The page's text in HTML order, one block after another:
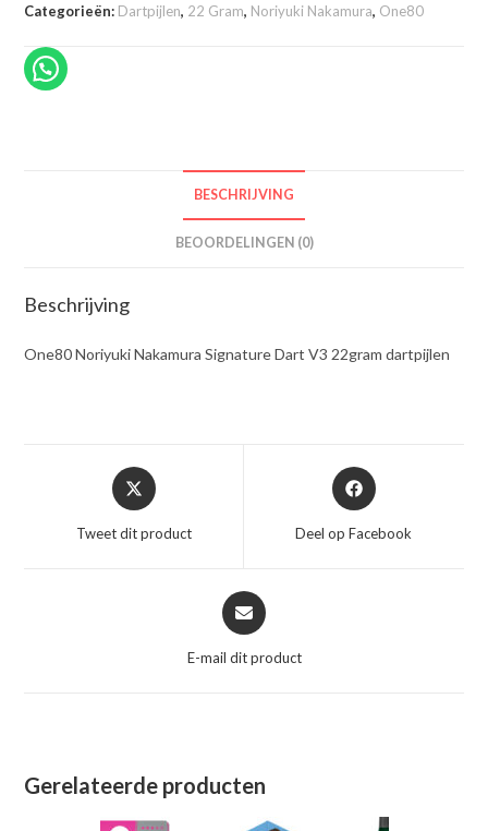
Categorieën: Dartpijlen, 22 Gram, Noriyuki Nakamura, One80
BESCHRIJVING
BEOORDELINGEN (0)
Beschrijving
One80 Noriyuki Nakamura Signature Dart V3 22gram dartpijlen
Opent
in
nieuw
Tweet dit product
Opent
in
nieuw
Deel op Facebook
Opent
in
nieuw
E-mail dit product
Gerelateerde producten